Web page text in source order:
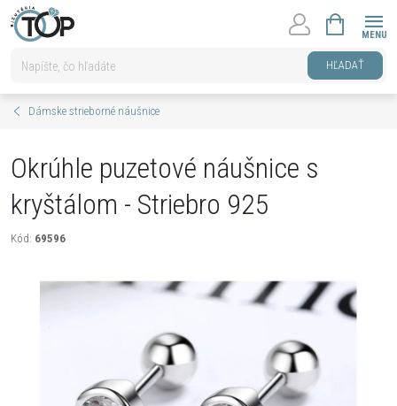
Prejsť
na
HĽADAŤ
KOŠÍK
Dámske strieborné náušnice
Okrúhle puzetové náušnice s
kryštálom - Striebro 925
Kód: 69596